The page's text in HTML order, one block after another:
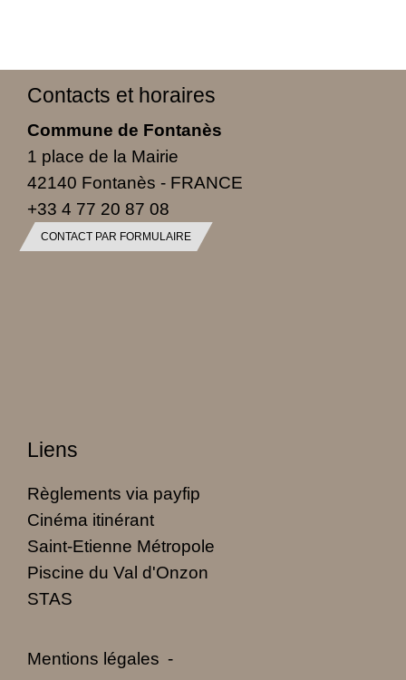
Contacts et horaires
Commune de Fontanès
1 place de la Mairie
42140 Fontanès - FRANCE
+33 4 77 20 87 08
CONTACT PAR FORMULAIRE
Liens
Règlements via payfip
Cinéma itinérant
Saint-Etienne Métropole
Piscine du Val d'Onzon
STAS
Mentions légales -